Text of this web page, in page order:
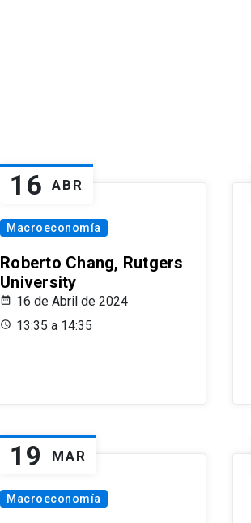
16 ABR
Macroeconomía
Roberto Chang, Rutgers
University
16 de Abril de 2024
13:35 a 14:35
19 MAR
Macroeconomía